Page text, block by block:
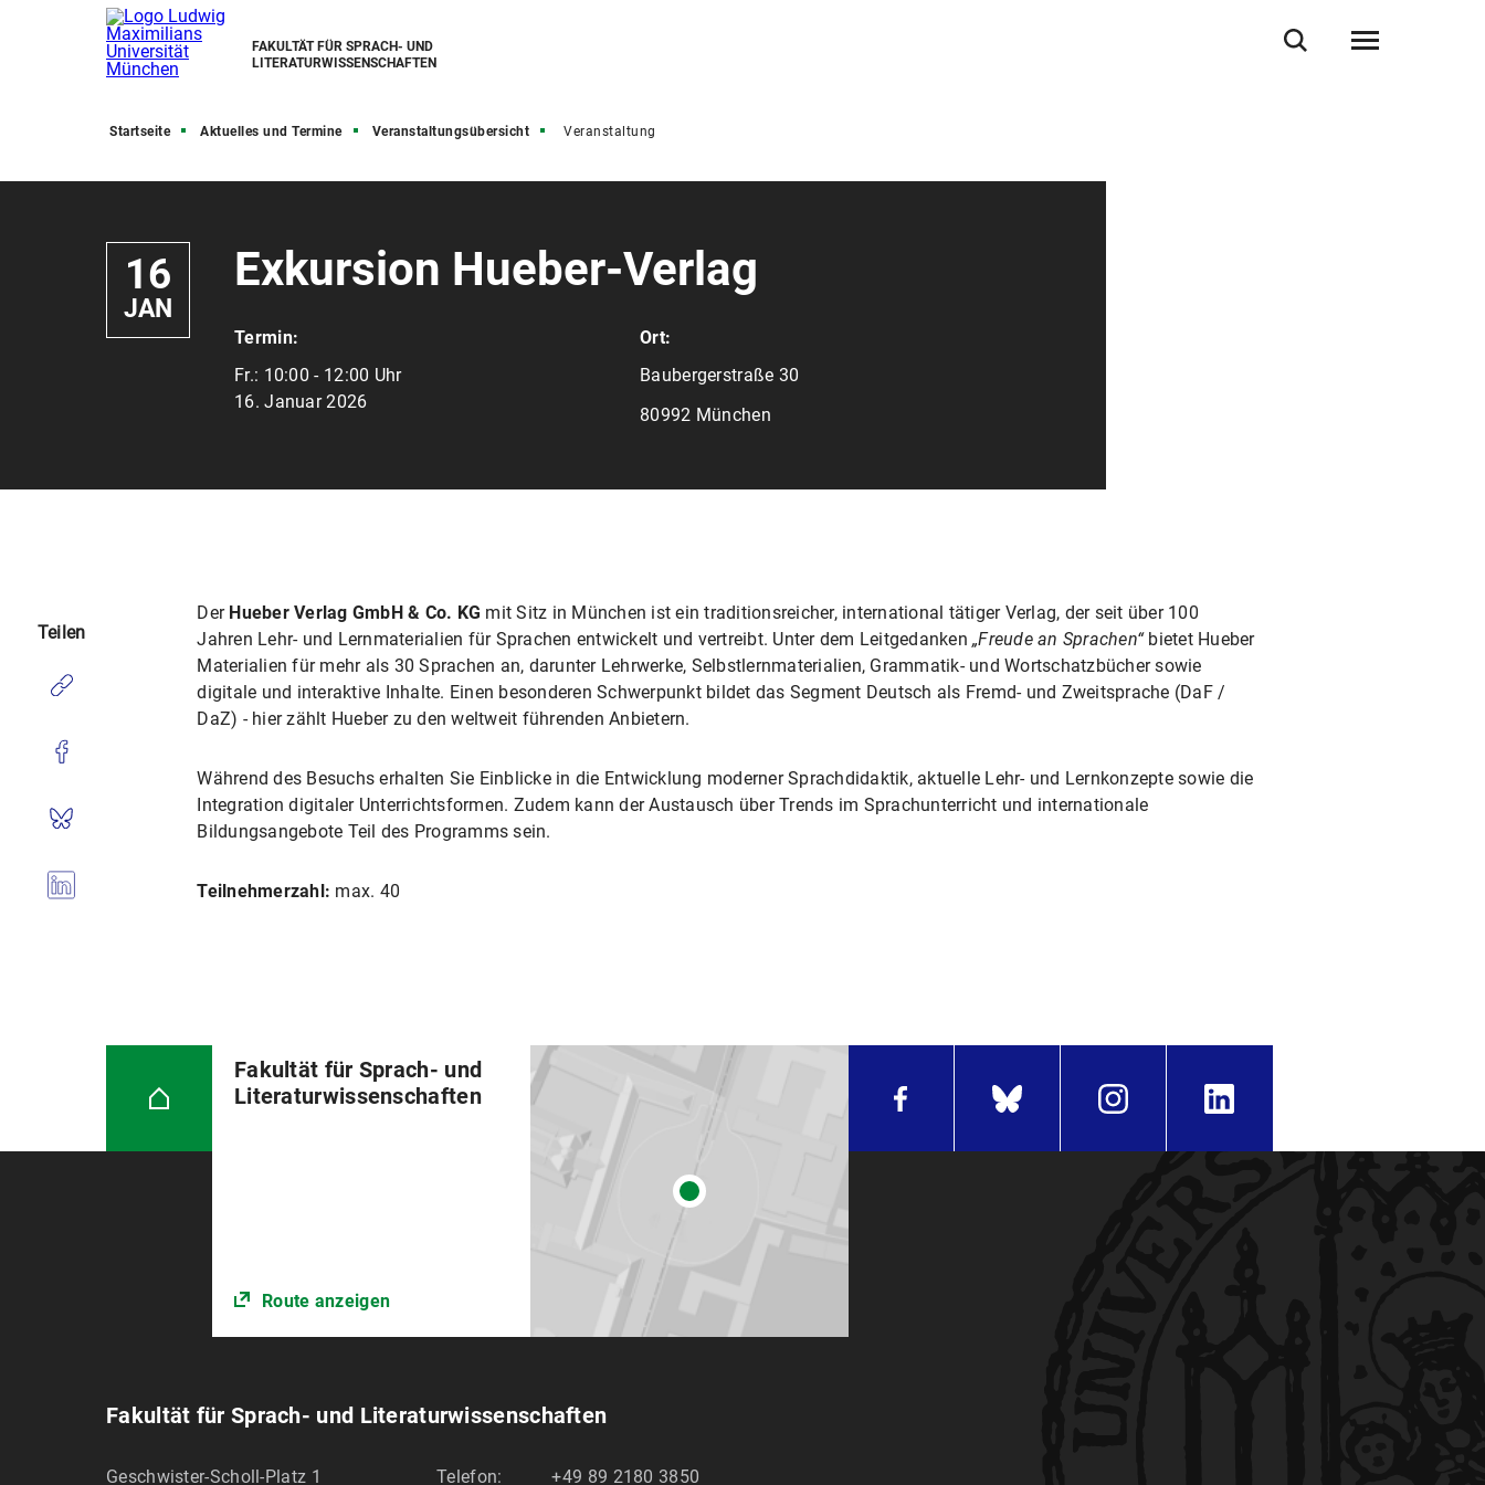
FAKULTÄT FÜR SPRACH- UND
LITERATURWISSENSCHAFTEN
Startseite Aktuelles und Termine Veranstaltungsübersicht Veranstaltung
16
JAN
Exkursion Hueber-Verlag
Termin:
Fr.: 10:00 - 12:00 Uhr
16. Januar 2026
Ort:
Baubergerstraße 30
80992 München
Der Hueber Verlag GmbH & Co. KG mit Sitz in München ist ein traditionsreicher, international tätiger Verlag, der seit über 100
Jahren Lehr- und Lernmaterialien für Sprachen entwickelt und vertreibt. Unter dem Leitgedanken„Freude an Sprachen“bietet Hueber
Materialien für mehr als 30 Sprachen an, darunter Lehrwerke, Selbstlernmaterialien, Grammatik- und Wortschatzbücher sowie
digitale und interaktive Inhalte. Einen besonderen Schwerpunkt bildet das Segment Deutsch als Fremd- und Zweitsprache (DaF /
DaZ) - hier zählt Hueber zu den weltweit führenden Anbietern.
Während des Besuchs erhalten Sie Einblicke in die Entwicklung moderner Sprachdidaktik, aktuelle Lehr- und Lernkonzepte sowie die
Integration digitaler Unterrichtsformen. Zudem kann der Austausch über Trends im Sprachunterricht und internationale
Bildungsangebote Teil des Programms sein.
Teilnehmerzahl: max. 40
Teilen
Fakultät für Sprach- und
Literaturwissenschaften
Route anzeigen
Fakultät für Sprach- und Literaturwissenschaften
Geschwister-Scholl-Platz 1 Telefon: +49 89 2180 3850